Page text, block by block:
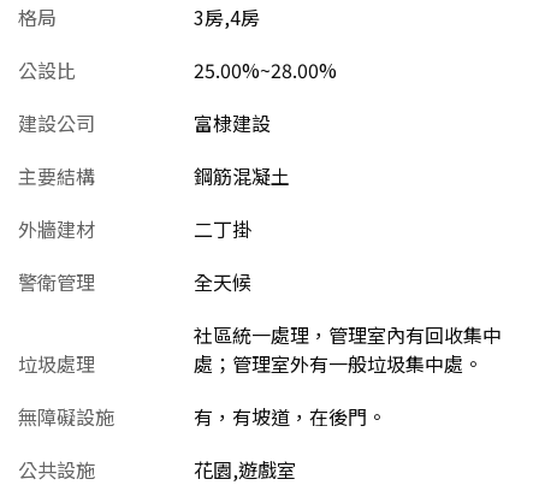
格局
3房,4房
公設比
25.00%~28.00%
建設公司
富棣建設
主要結構
鋼筋混凝土
外牆建材
二丁掛
警衛管理
全天候
垃圾處理
社區統一處理，管理室內有回收集中
處；管理室外有一般垃圾集中處。
無障礙設施
有，有坡道，在後門。
公共設施
花園,遊戲室